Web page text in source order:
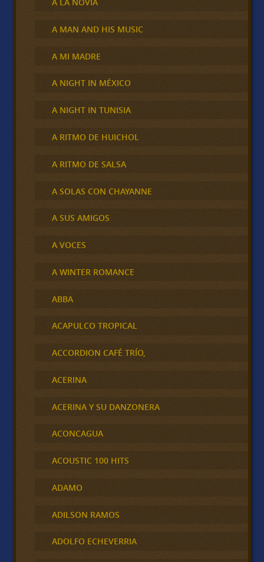
A MAN AND HIS MUSIC
A MI MADRE
A NIGHT IN MÉXICO
A NIGHT IN TUNISIA
A RITMO DE HUICHOL
A RITMO DE SALSA
A SOLAS CON CHAYANNE
A SUS AMIGOS
A VOCES
A WINTER ROMANCE
ABBA
ACAPULCO TROPICAL
ACCORDION CAFÉ TRÍO,
ACERINA
ACERINA Y SU DANZONERA
ACONCAGUA
ACOUSTIC 100 HITS
ADAMO
ADILSON RAMOS
ADOLFO ECHEVERRIA